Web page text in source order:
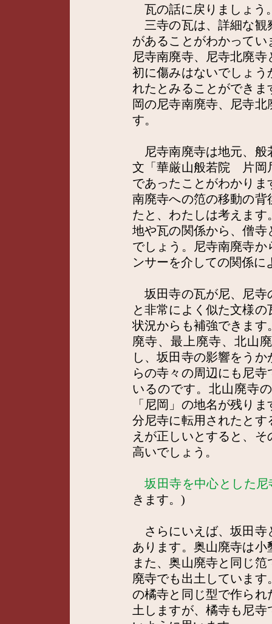
瓦の話に戻りましょう
三寺の瓦は、詳細な観
があることがわかって
尼寺南廃寺、尼寺北廃
初に傷みはないでしょ
れたとみることができ
岡の尼寺南廃寺、尼寺
す。
尼寺南廃寺は地元、般
文「華厳山般若院 片岡
であったことがわかり
南廃寺への笵の移動の
たと、わたしは考えま
地や瓦の関係から、僧
でしょう。尼寺南廃寺
ンサーを介しての関係に
坂田寺の瓦が尼、尼寺
と非常によく似た文様
状況からも補強できま
廃寺、最上廃寺、北山
し、坂田寺の影響をう
らの寺々の周辺にも尼
いるのです。北山廃寺
「尼岡」の地名が残り
分尼寺に転用されたと
えが正しいとすると、
高いでしょう。
坂田寺を中心とした
きます。)
さらにいえば、坂田寺
あります。奥山廃寺は
また、奥山廃寺と同じ
廃寺でも出土していま
の橘寺と同じ型で作ら
土しますが、橘寺も尼